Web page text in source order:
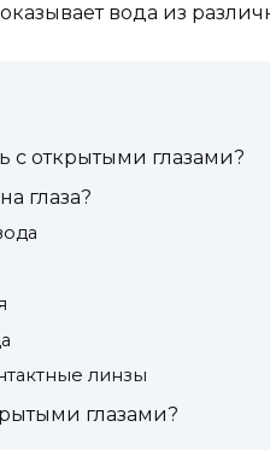
вода из
с открытыми глазами?
глаза?
линзы
глазами?